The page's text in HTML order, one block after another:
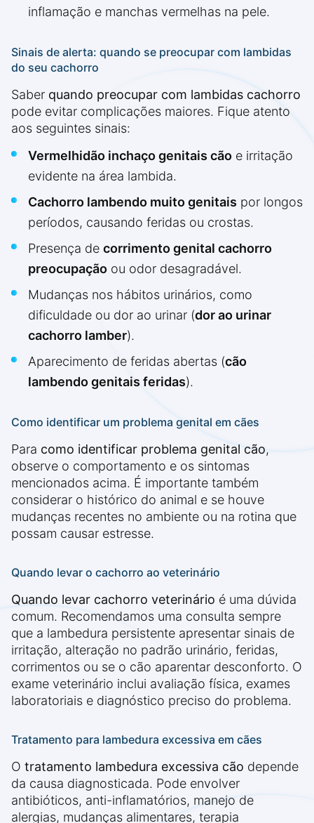
inflamação e manchas vermelhas na pele.
Sinais de alerta: quando se preocupar com lambidas
do seu cachorro
Saber quando preocupar com lambidas cachorro
pode evitar complicações maiores. Fique atento
aos seguintes sinais:
Vermelhidão inchaço genitais cão e irritação
evidente na área lambida.
Cachorro lambendo muito genitais por longos
períodos, causando feridas ou crostas.
Presença de corrimento genital cachorro
preocupação ou odor desagradável.
Mudanças nos hábitos urinários, como
dificuldade ou dor ao urinar (dor ao urinar
cachorro lamber).
Aparecimento de feridas abertas (cão
lambendo genitais feridas).
Como identificar um problema genital em cães
Para como identificar problema genital cão,
observe o comportamento e os sintomas
mencionados acima. É importante também
considerar o histórico do animal e se houve
mudanças recentes no ambiente ou na rotina que
possam causar estresse.
Quando levar o cachorro ao veterinário
Quando levar cachorro veterinário é uma dúvida
comum. Recomendamos uma consulta sempre
que a lambedura persistente apresentar sinais de
irritação, alteração no padrão urinário, feridas,
corrimentos ou se o cão aparentar desconforto. O
exame veterinário inclui avaliação física, exames
laboratoriais e diagnóstico preciso do problema.
Tratamento para lambedura excessiva em cães
O tratamento lambedura excessiva cão depende
da causa diagnosticada. Pode envolver
antibióticos, anti-inflamatórios, manejo de
alergias, mudanças alimentares, terapia